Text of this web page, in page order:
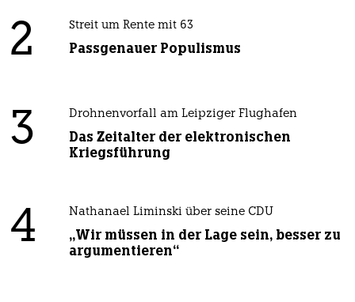
2 Streit um Rente mit 63
Passgenauer Populismus
3 Drohnenvorfall am Leipziger Flughafen
Das Zeitalter der elektronischen
Kriegsführung
4 Nathanael Liminski über seine CDU
„Wir müssen in der Lage sein, besser zu
argumentieren“